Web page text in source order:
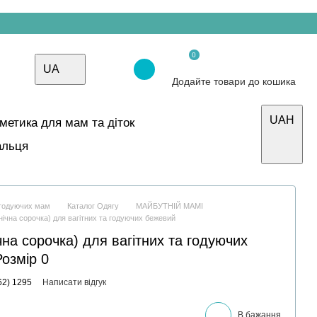
UA
0
Додайте товари до кошика
для мам та діток
UAH
мам Каталог Одягу
МАЙБУТНІЙ МАМІ
сорочка) для вагітних та годуючих бежевий
сорочка) для вагітних та годуючих
0
1295 Написати відгук
В бажання